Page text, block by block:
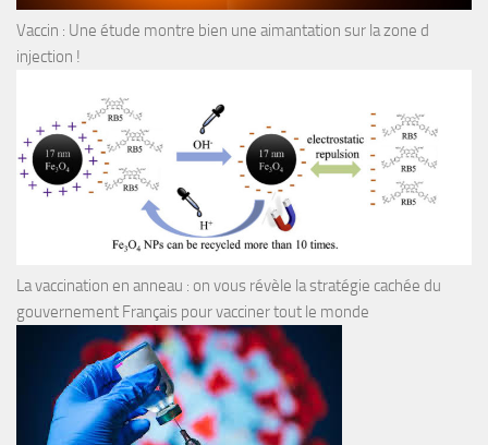
Vaccin : Une étude montre bien une aimantation sur la zone d
injection !
La vaccination en anneau : on vous révèle la stratégie cachée du
gouvernement Français pour vacciner tout le monde